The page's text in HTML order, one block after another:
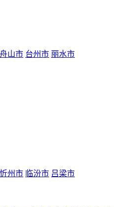
舟山市 台州市 丽水市
忻州市 临汾市 吕梁市